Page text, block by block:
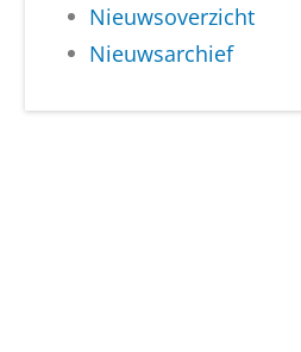
Nieuwsoverzicht
Nieuwsarchief